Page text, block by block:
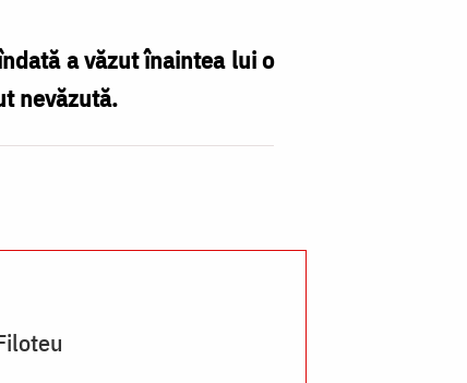
a văzut înaintea lui o
nevăzută.